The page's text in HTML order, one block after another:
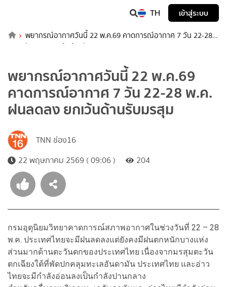
TH เข้าสู่ระบบ
พยากรณ์อากาศวันนี้ 22 พ.ค.69 คาดการณ์อากาศ 7 วัน 22-28
พ.ค. ฝนลดลง ยกเว้นด้านรับมรสุม
พยากรณ์อากาศวันนี้ 22 พ.ค.69
คาดการณ์อากาศ 7 วัน 22-28 พ.ค.
ฝนลดลง ยกเว้นด้านรับมรสุม
TNN ช่อง16
22 พฤษภาคม 2569 ( 09:06 )
204
กรมอุตุนิยมวิทยาคาดการณ์สภาพอากาศในช่วงวันที่ 22 – 28
พ.ค. ประเทศไทยจะมีฝนลดลงแต่ยังคงมีฝนตกหนักบางแห่ง
ส่วนมากด้านตะวันตกของประเทศไทย เนื่องจากมรสุมตะวัน
ตกเฉียงใต้ที่พัดปกคลุมทะเลอันดามัน ประเทศไทย และอ่าว
ไทยจะมีกำลังอ่อนลงเป็นกำลังปานกลาง